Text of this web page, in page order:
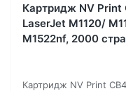
Картридж NV Print
LaserJet M1120/
M1522nf, 2000
Картридж NV Print